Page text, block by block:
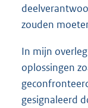
zouden
In mijn
oplossingen
gesignaleerd